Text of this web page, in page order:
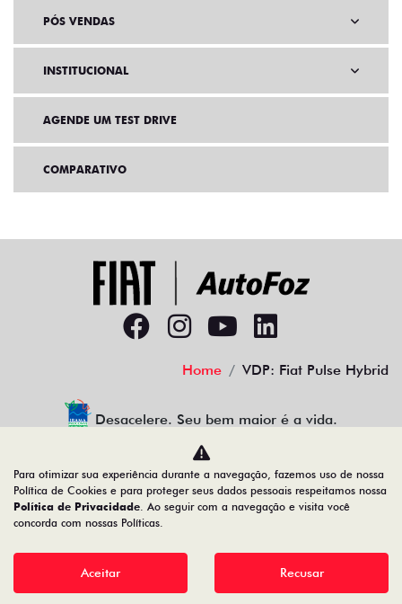
PÓS VENDAS
INSTITUCIONAL
AGENDE UM TEST DRIVE
COMPARATIVO
Home VDP: Fiat Pulse Hybrid
Desacelere. Seu bem maior é a vida.
AUTOFOZ VEICULOS LTDA
77.307.650/0001-09
Desenvolvido pela DEALERSPACE ® Direitos Reservados.
Para otimizar sua experiência durante a navegação, fazemos uso de nossa
Política de Cookies e para proteger seus dados pessoais respeitamos nossa
Política de Privacidade. Ao seguir com a navegação e visita você
concorda com nossas Políticas.
Aceitar Recusar